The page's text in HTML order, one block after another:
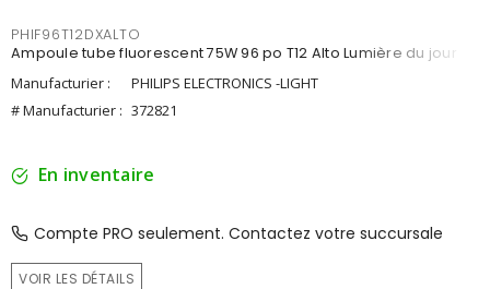
PHIF96T12DXALTO
Ampoule tube fluorescent 75W 96 po T12 Alto Lumière du jour
Manufacturier :
PHILIPS ELECTRONICS -LIGHT
# Manufacturier : 372821
En inventaire
Compte PRO seulement. Contactez votre succursale
VOIR LES DÉTAILS